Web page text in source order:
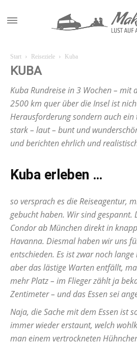
Start Reiseziele Kuba
KUBA
Kuba Rundreise in 3 Wochen – mit
2500 km quer über die Insel ist
Herausforderung sondern auch ein
stark – laut – bunt und
und berichten ehrlich und
Kuba erleben …
so versprach es dieReiseagentur,
gebucht haben. Wir sind gespannt.
Condor ab München direkt in
Havanna. Diesmal haben wir uns
entschieden. Es ist zwar noch lange
aber das lästige Warten entfällt,
mehr Platz – im Flieger zählt ja
Zentimeter – und das Essen sei
Naja, die Sache mit dem Essen ist
immer wieder erstaunt, welch
man einem vertrockneten